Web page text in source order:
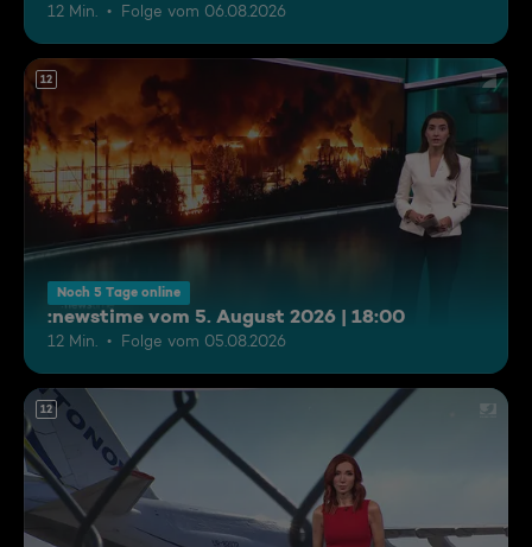
12 Min. Folge vom 06.08.2026
12
Noch 5 Tage online
:newstime vom 5. August 2026 | 18:00
12 Min. Folge vom 05.08.2026
12